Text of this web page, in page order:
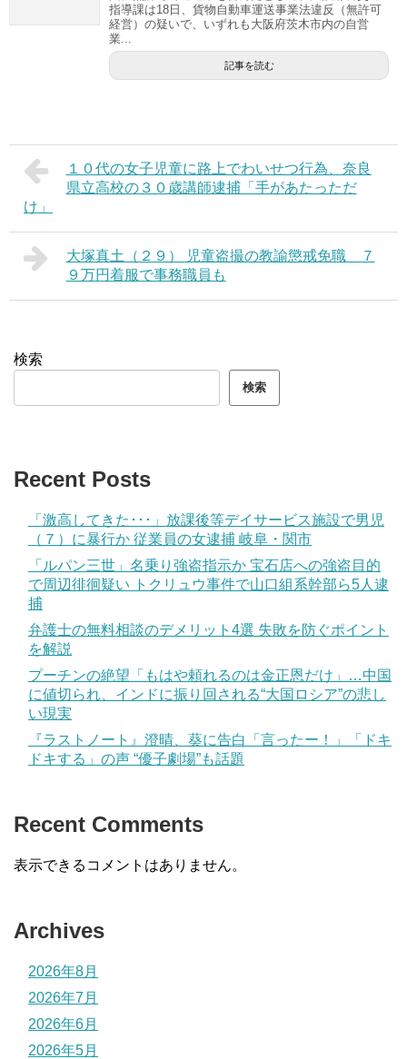
指導課は18日、貨物自動車運送事業法違反（無許可
経営）の疑いで、いずれも大阪府茨木市内の自営
業...
記事を読む
１０代の女子児童に路上でわいせつ行為、奈良
県立高校の３０歳講師逮捕「手があたっただ
け」
大塚真土（２９） 児童盗撮の教諭懲戒免職 ７
９万円着服で事務職員も
検索
検索
Recent Posts
「激高してきた･･･」放課後等デイサービス施設で男児
（７）に暴行か 従業員の女逮捕 岐阜・関市
「ルパン三世」名乗り強盗指示か 宝石店への強盗目的
で周辺徘徊疑い トクリュウ事件で山口組系幹部ら5人逮
捕
弁護士の無料相談のデメリット4選 失敗を防ぐポイント
を解説
プーチンの絶望「もはや頼れるのは金正恩だけ」…中国
に値切られ、インドに振り回される“大国ロシア”の悲し
い現実
『ラストノート』澄晴、葵に告白「言ったー！」「ドキ
ドキする」の声 “優子劇場”も話題
Recent Comments
表示できるコメントはありません。
Archives
2026年8月
2026年7月
2026年6月
2026年5月